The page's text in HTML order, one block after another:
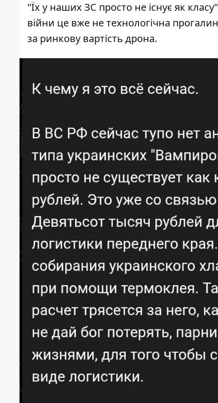
"Їх у наших ЗС просто не існує як
війни це вже не технологічна
за ринкову вартість дрона.